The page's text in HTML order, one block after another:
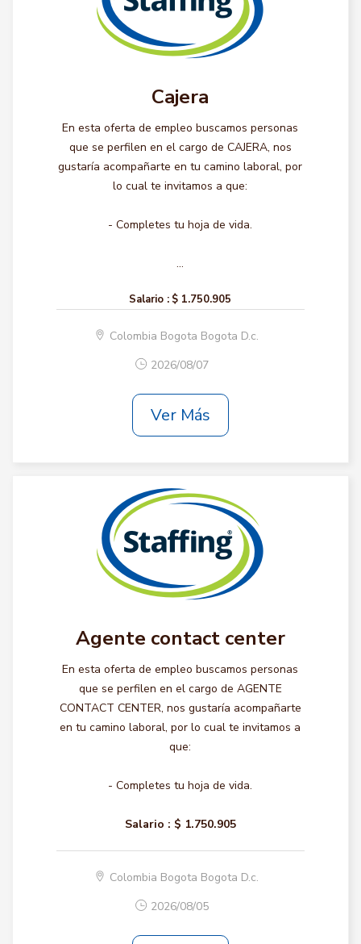
Cajera
En esta oferta de empleo buscamos personas
que se perfilen en el cargo de CAJERA, nos
gustaría acompañarte en tu camino laboral, por
lo cual te invitamos a que:
- Completes tu hoja de vida.
...
Salario : $ 1.750.905
Colombia Bogota Bogota D.c.
2026/08/07
Ver Más
Agente contact center
En esta oferta de empleo buscamos personas
que se perfilen en el cargo de AGENTE
CONTACT CENTER, nos gustaría acompañarte
en tu camino laboral, por lo cual te invitamos a
que:
- Completes tu hoja de vida.
Salario : $ 1.750.905
Colombia Bogota Bogota D.c.
2026/08/05